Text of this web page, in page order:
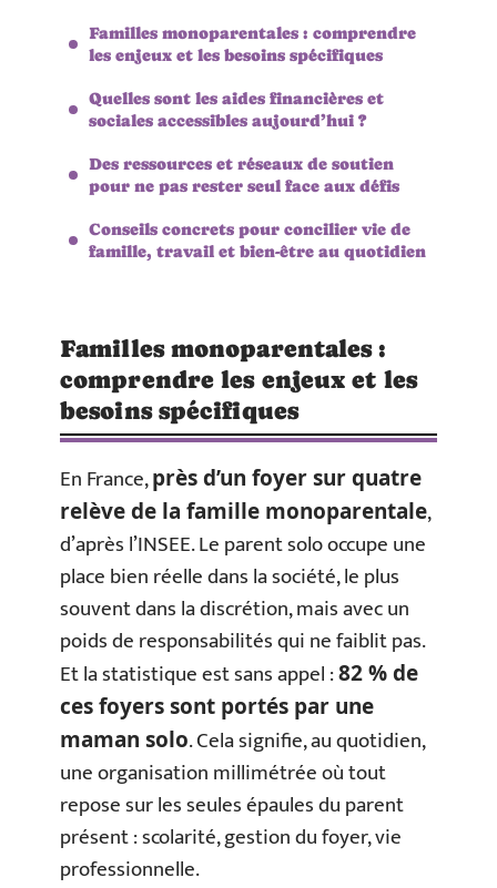
Familles monoparentales : comprendre
les enjeux et les besoins spécifiques
Quelles sont les aides financières et
sociales accessibles aujourd’hui ?
Des ressources et réseaux de soutien
pour ne pas rester seul face aux défis
Conseils concrets pour concilier vie de
famille, travail et bien-être au quotidien
Familles monoparentales :
comprendre les enjeux et les
besoins spécifiques
En France,près d’un foyer sur quatre
relève de la famille monoparentale,
d’après l’INSEE. Le parent solo occupe une
place bien réelle dans la société, le plus
souvent dans la discrétion, mais avec un
poids de responsabilités qui ne faiblit pas.
Et la statistique est sans appel :82 % de
ces foyers sont portés par une
maman solo. Cela signifie, au quotidien,
une organisation millimétrée où tout
repose sur les seules épaules du parent
présent : scolarité, gestion du foyer, vie
professionnelle.